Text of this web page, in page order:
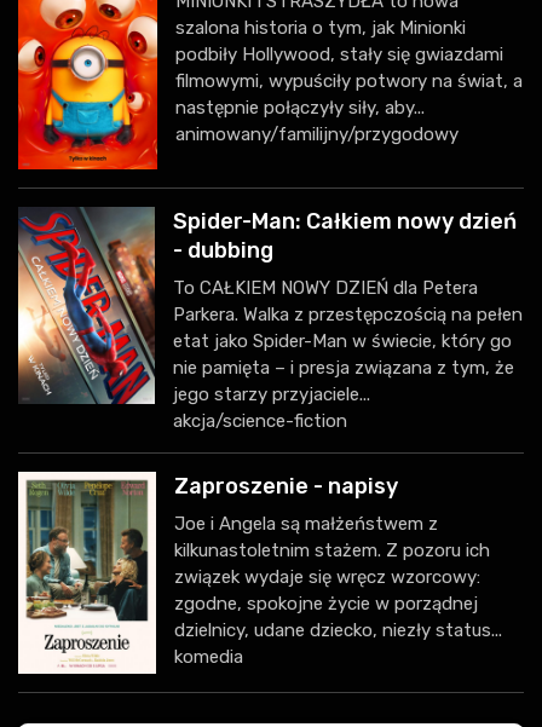
szalona historia o tym, jak Minionki
podbiły Hollywood, stały się gwiazdami
filmowymi, wypuściły potwory na świat, a
następnie połączyły siły, aby...
animowany/familijny/przygodowy
Spider-Man: Całkiem nowy dzień
- dubbing
To CAŁKIEM NOWY DZIEŃ dla Petera
Parkera. Walka z przestępczością na pełen
etat jako Spider-Man w świecie, który go
nie pamięta – i presja związana z tym, że
jego starzy przyjaciele...
akcja/science-fiction
Zaproszenie - napisy
Joe i Angela są małżeństwem z
kilkunastoletnim stażem. Z pozoru ich
związek wydaje się wręcz wzorcowy:
zgodne, spokojne życie w porządnej
dzielnicy, udane dziecko, niezły status...
komedia